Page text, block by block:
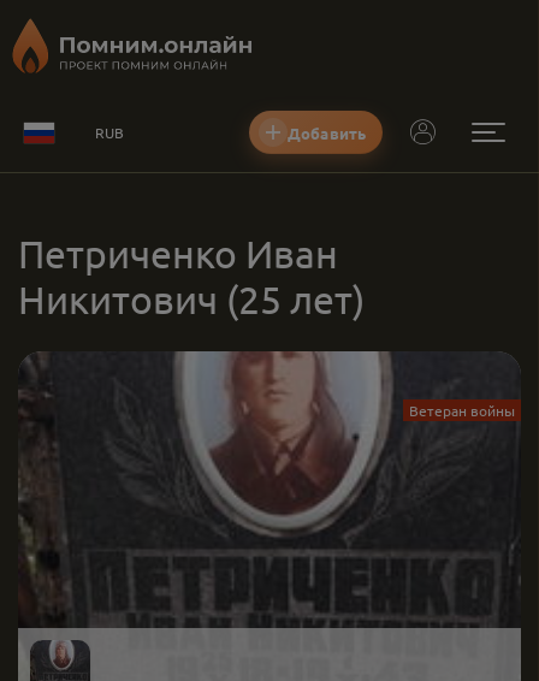
RUB Добавить
Петриченко Иван
Никитович (25 лет)
Ветеран войны